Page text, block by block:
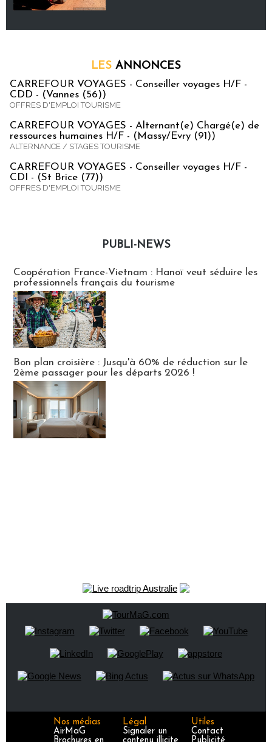
LES ANNONCES
CARREFOUR VOYAGES - Conseiller voyages H/F -
CDD - (Vannes (56))
OFFRES D'EMPLOI TOURISME
CARREFOUR VOYAGES - Alternant(e) Chargé(e) de
ressources humaines H/F - (Massy/Evry (91))
ALTERNANCE / STAGES TOURISME
CARREFOUR VOYAGES - Conseiller voyages H/F -
CDI - (St Brice (77))
OFFRES D'EMPLOI TOURISME
PUBLI-NEWS
Coopération France-Vietnam : Hanoï veut séduire les
professionnels français du tourisme
Bon plan croisière : Jusqu'à 60% de réduction sur le
2ème passager pour les départs 2026 !
Nos médias
AirMaG
Légal
Signaler un
Utiles
Contact